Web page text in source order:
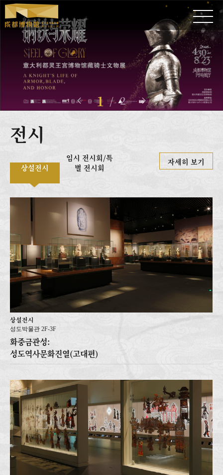
 1 / 2 
전시
상설전시
임시 전시회/특
별 전시회
자세히 보기
상설전시
성도박물관 2F-3F
화중금관성:
성도역사문화진열(고대편)